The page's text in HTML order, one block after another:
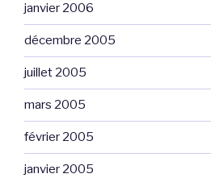
janvier 2006
décembre 2005
juillet 2005
mars 2005
février 2005
janvier 2005